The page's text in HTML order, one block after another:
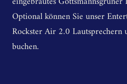
Optional können Sie unser
Rockster Air 2.0
buchen.